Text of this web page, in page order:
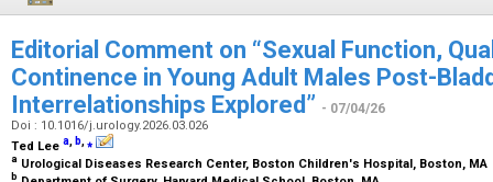
Editorial Comment on “Sexual Function,
Continence in Young Adult Males Post-
Interrelationships Explored” - 07/04/26
Doi : 10.1016/j.urology.2026.03.026
Ted Lee a, b,⁎
a Urological Diseases Research Center, Boston Children's Hospital, Boston, MA
b